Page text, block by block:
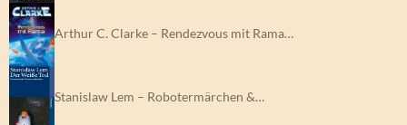
Arthur C. Clarke – Rendezvous mit Rama…
Stanislaw Lem – Robotermärchen &…